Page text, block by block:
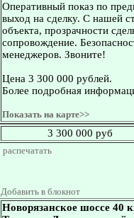
Оперативный показ по
выход на сделку. С нашей
объекта, прозрачности
сопровождение.
менеджеров. Звоните!
Цена 3 300 000 рублей.
Более подробная
Показать на карте>>
3 300 000 руб
распечатать
Добавить в блокнот
Новорязанское шоссе